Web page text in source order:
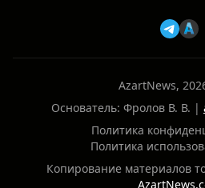
AzartNews,
Основатель: Фролов В. В. |
Политика
Политика
Копирование материалов